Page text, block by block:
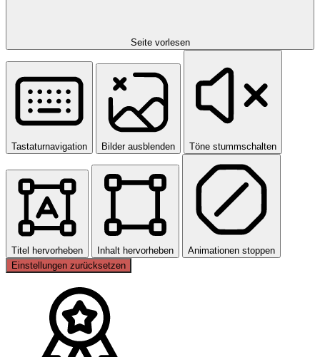
Seite vorlesen
Tastaturnavigation Bilder ausblenden Töne stummschalten
Titel hervorheben Inhalt hervorheben
Animationen stoppen
Einstellungen zurücksetzen